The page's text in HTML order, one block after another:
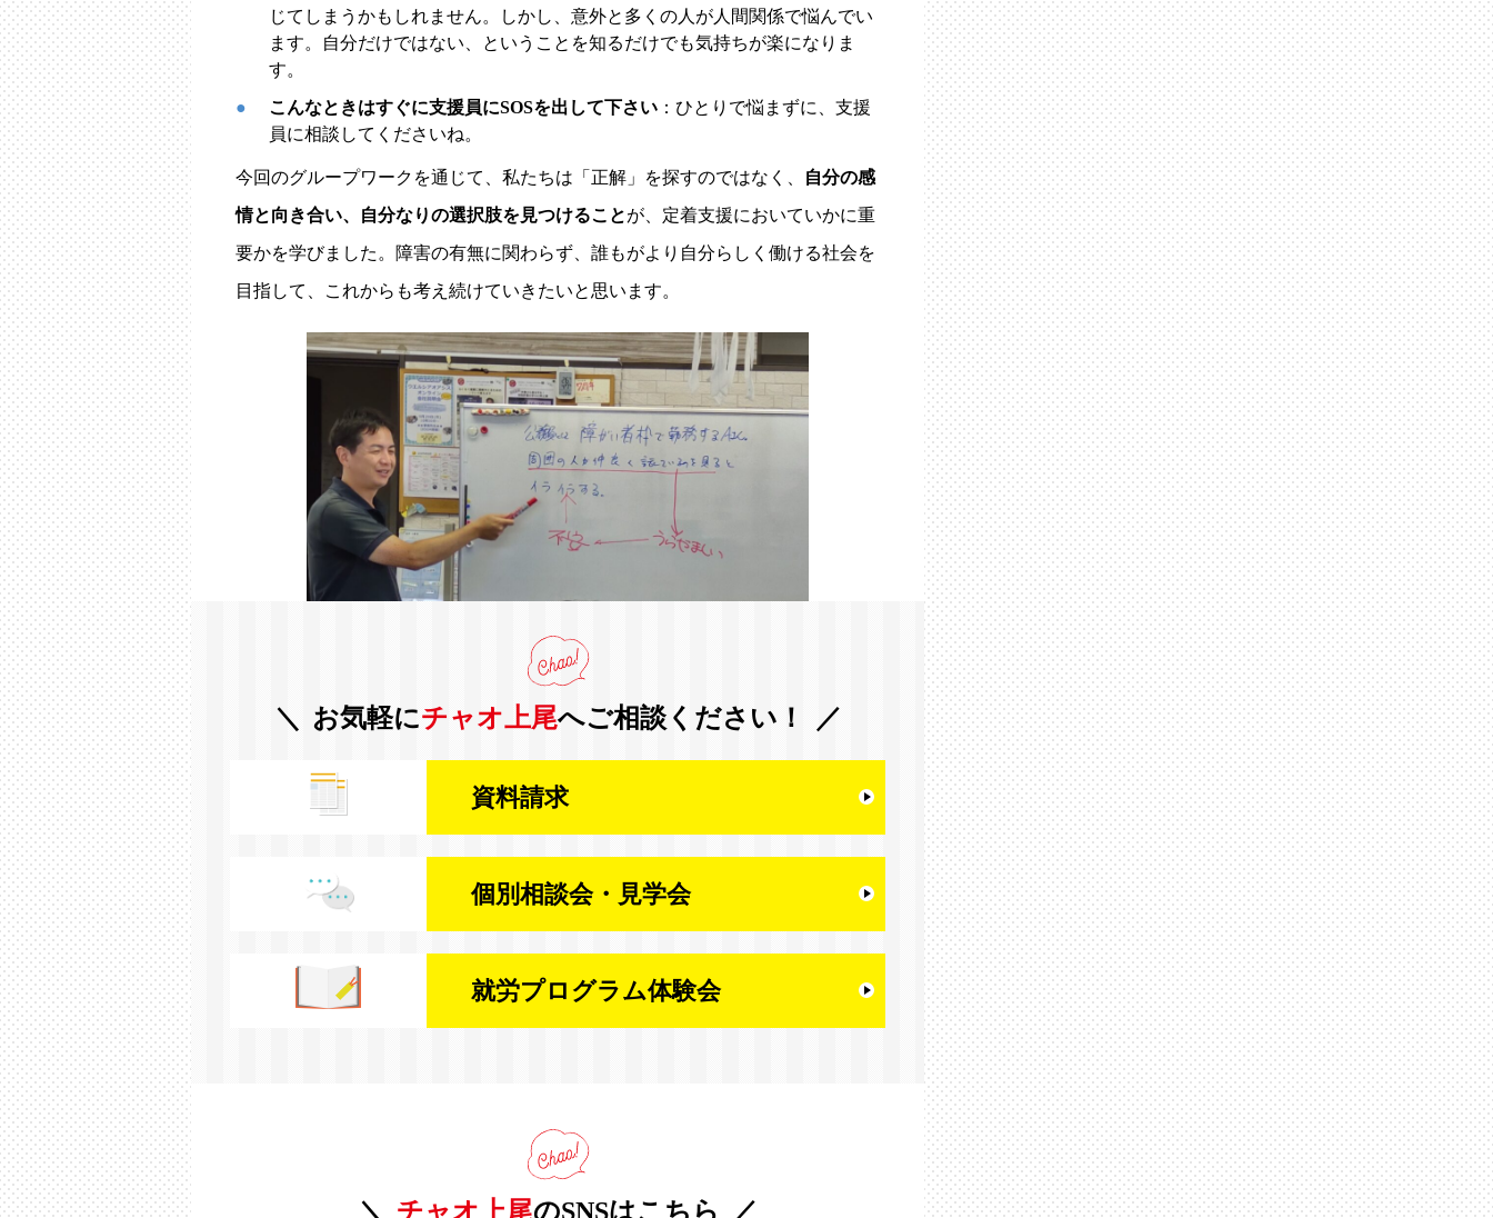
じてしまうかもしれません。しかし、意外と多くの人が人間関係で悩んでい
ます。自分だけではない、ということを知るだけでも気持ちが楽になりま
す。
こんなときはすぐに支援員にSOSを出して下さい ：ひとりで悩まずに、支援
員に相談してくださいね。
今回のグループワークを通じて、私たちは「正解」を探すのではなく、
自分の感
情と向き合い、自分なりの選択肢を見つけることが、定着支援においていかに重
要かを学びました。障害の有無に関わらず、誰もがより自分らしく働ける社会を
目指して、これからも考え続けていきたいと思います。
お気軽にチャオ上尾へご相談ください！
資料請求
個別相談会・ 見学会
就労プログラム体験会
チャオ上尾のSNSはこちら